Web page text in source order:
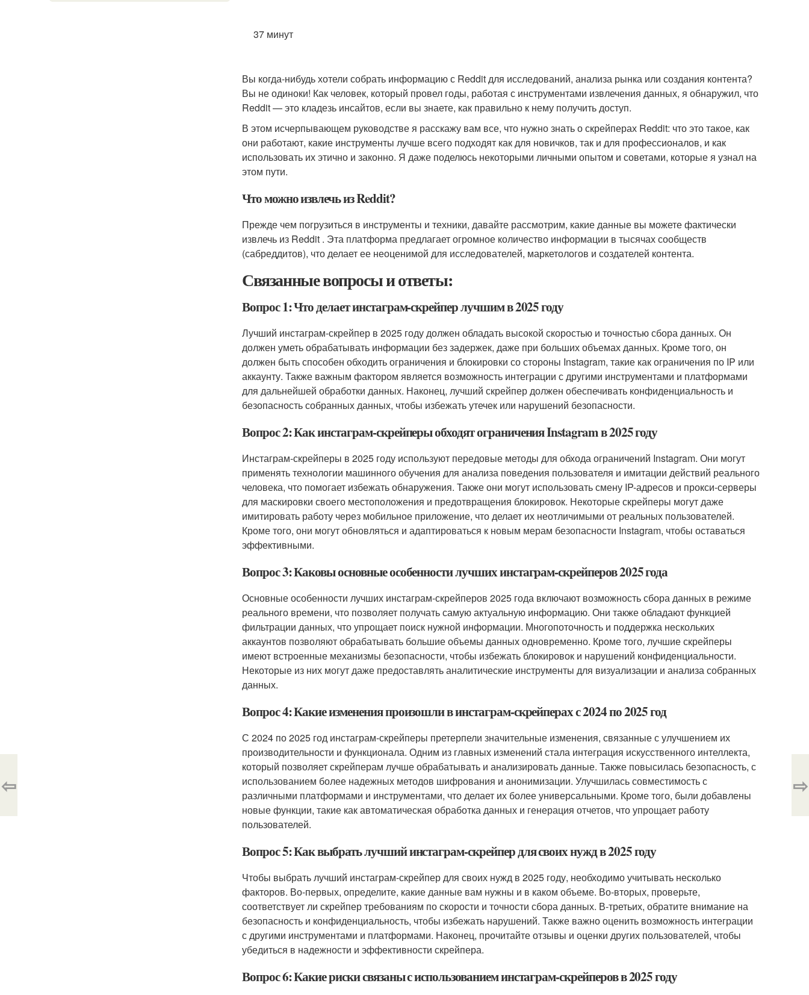
37 минут
Вы когда-нибудь хотели собрать информацию с Reddit для исследований, анализа рынка или создания контента?
Вы не одиноки! Как человек, который провел годы, работая с инструментами извлечения данных, я обнаружил, что
Reddit — это кладезь инсайтов, если вы знаете, как правильно к нему получить доступ.
В этом исчерпывающем руководстве я расскажу вам все, что нужно знать о скрейперах Reddit: что это такое, как
они работают, какие инструменты лучше всего подходят как для новичков, так и для профессионалов, и как
использовать их этично и законно. Я даже поделюсь некоторыми личными опытом и советами, которые я узнал на
этом пути.
Что можно извлечь из Reddit?
Прежде чем погрузиться в инструменты и техники, давайте рассмотрим, какие данные вы можете фактически
извлечь из Reddit . Эта платформа предлагает огромное количество информации в тысячах сообществ
(сабреддитов), что делает ее неоценимой для исследователей, маркетологов и создателей контента.
Связанные вопросы и ответы:
Вопрос 1: Что делает инстаграм-скрейпер лучшим в 2025 году
Лучший инстаграм-скрейпер в 2025 году должен обладать высокой скоростью и точностью сбора данных. Он
должен уметь обрабатывать информации без задержек, даже при больших объемах данных. Кроме того, он
должен быть способен обходить ограничения и блокировки со стороны Instagram, такие как ограничения по IP или
аккаунту. Также важным фактором является возможность интеграции с другими инструментами и платформами
для дальнейшей обработки данных. Наконец, лучший скрейпер должен обеспечивать конфиденциальность и
безопасность собранных данных, чтобы избежать утечек или нарушений безопасности.
Вопрос 2: Как инстаграм-скрейперы обходят ограничения Instagram в 2025 году
Инстаграм-скрейперы в 2025 году используют передовые методы для обхода ограничений Instagram. Они могут
применять технологии машинного обучения для анализа поведения пользователя и имитации действий реального
человека, что помогает избежать обнаружения. Также они могут использовать смену IP-адресов и прокси-серверы
для маскировки своего местоположения и предотвращения блокировок. Некоторые скрейперы могут даже
имитировать работу через мобильное приложение, что делает их неотличимыми от реальных пользователей.
Кроме того, они могут обновляться и адаптироваться к новым мерам безопасности Instagram, чтобы оставаться
эффективными.
Вопрос 3: Каковы основные особенности лучших инстаграм-скрейперов 2025 года
Основные особенности лучших инстаграм-скрейперов 2025 года включают возможность сбора данных в режиме
реального времени, что позволяет получать самую актуальную информацию. Они также обладают функцией
фильтрации данных, что упрощает поиск нужной информации. Многопоточность и поддержка нескольких
аккаунтов позволяют обрабатывать большие объемы данных одновременно. Кроме того, лучшие скрейперы
имеют встроенные механизмы безопасности, чтобы избежать блокировок и нарушений конфиденциальности.
Некоторые из них могут даже предоставлять аналитические инструменты для визуализации и анализа собранных
данных.
Вопрос 4: Какие изменения произошли в инстаграм-скрейперах с 2024 по 2025 год
С 2024 по 2025 год инстаграм-скрейперы претерпели значительные изменения, связанные с улучшением их
производительности и функционала. Одним из главных изменений стала интеграция искусственного интеллекта,
который позволяет скрейперам лучше обрабатывать и анализировать данные. Также повысилась безопасность, с
использованием более надежных методов шифрования и анонимизации. Улучшилась совместимость с
различными платформами и инструментами, что делает их более универсальными. Кроме того, были добавлены
новые функции, такие как автоматическая обработка данных и генерация отчетов, что упрощает работу
пользователей.
Вопрос 5: Как выбрать лучший инстаграм-скрейпер для своих нужд в 2025 году
Чтобы выбрать лучший инстаграм-скрейпер для своих нужд в 2025 году, необходимо учитывать несколько
факторов. Во-первых, определите, какие данные вам нужны и в каком объеме. Во-вторых, проверьте,
соответствует ли скрейпер требованиям по скорости и точности сбора данных. В-третьих, обратите внимание на
безопасность и конфиденциальность, чтобы избежать нарушений. Также важно оценить возможность интеграции
с другими инструментами и платформами. Наконец, прочитайте отзывы и оценки других пользователей, чтобы
убедиться в надежности и эффективности скрейпера.
Вопрос 6: Какие риски связаны с использованием инстаграм-скрейперов в 2025 году
⇦ ⇨